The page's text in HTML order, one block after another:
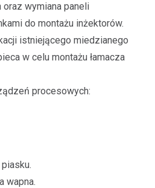
oraz wymiana paneli
do montażu inżektorów.
istniejącego miedzianego
w celu montażu łamacza
procesowych:
wapna.